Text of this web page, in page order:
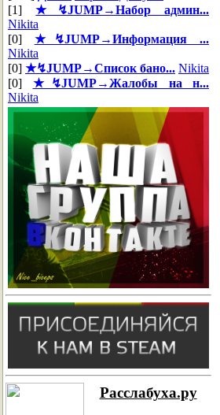
[1]★↯JUMP→Набор админ...
Nikita
[0] ★↯JUMP→Информация ...
Nikita
[0] ★↯JUMP→Список бано... Nikita
[0] ★↯JUMP→Жалобы на н...
Nikita
Расслабуха.ру